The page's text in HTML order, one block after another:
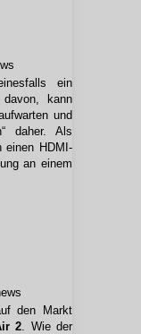
ein
davon, kann
und
daher. Als
einen HDMI-
an einem
den Markt
2 . Wie der